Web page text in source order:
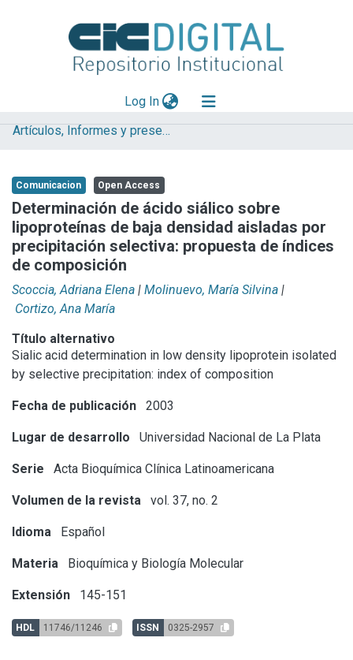
Log In(current)
Explorar
Aportar material
Statistics
Artículos, Informes y presentaciones en Congresos (UNLP)
Comunicacion Open Access
Determinación de ácido siálico sobre
lipoproteínas de baja densidad aisladas por
precipitación selectiva: propuesta de índices
de composición
Scoccia, Adriana Elena | Molinuevo, María Silvina |
Cortizo, Ana María
Título alternativo
Sialic acid determination in low density lipoprotein isolated
by selective precipitation: index of composition
Fecha de publicación 2003
Lugar de desarrollo Universidad Nacional de La Plata
Serie Acta Bioquímica Clínica Latinoamericana
Volumen de la revista vol. 37, no. 2
Idioma Español
Materia Bioquímica y Biología Molecular
Extensión 145-151
HDL 11746/11246 ISSN 0325-2957